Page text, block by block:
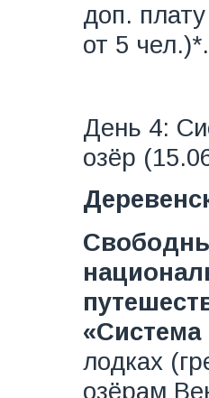
доп.
от 5 чел.)*.
День 4:
озёр
«Система
лодках
озёрам